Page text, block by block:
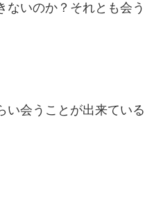
ないのか？それとも会う
い会うことが出来ている